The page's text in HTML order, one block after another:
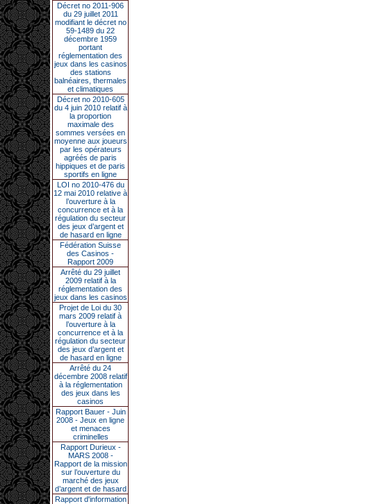
Décret no 2011-906
du 29 juillet 2011
modifiant le décret no
59-1489 du 22
décembre 1959
portant
réglementation des
jeux dans les casinos
des stations
balnéaires, thermales
et climatiques
Décret no 2010-605
du 4 juin 2010 relatif à
la proportion
maximale des
sommes versées en
moyenne aux joueurs
par les opérateurs
agréés de paris
hippiques et de paris
sportifs en ligne
LOI no 2010-476 du
12 mai 2010 relative à
l’ouverture à la
concurrence et à la
régulation du secteur
des jeux d’argent et
de hasard en ligne
Fédération Suisse
des Casinos -
Rapport 2009
Arrêté du 29 juillet
2009 relatif à la
réglementation des
jeux dans les casinos
Projet de Loi du 30
mars 2009 relatif à
l’ouverture à la
concurrence et à la
régulation du secteur
des jeux d’argent et
de hasard en ligne
Arrêté du 24
décembre 2008 relatif
à la réglementation
des jeux dans les
casinos
Rapport Bauer - Juin
2008 - Jeux en ligne
et menaces
criminelles
Rapport Durieux -
MARS 2008 -
Rapport de la mission
sur l’ouverture du
marché des jeux
d’argent et de hasard
Rapport d'information